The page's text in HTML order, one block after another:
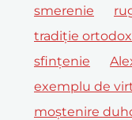
smerenie
tradiție
sfințenie
exemplu de
moștenire